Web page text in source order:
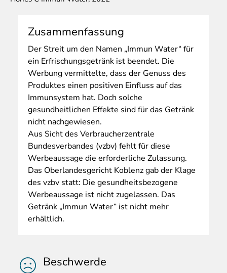
Zusammenfassung
Der Streit um den Namen „Immun Water“ für
ein Erfrischungsgetränk ist beendet. Die
Werbung vermittelte, dass der Genuss des
Produktes einen positiven Einfluss auf das
Immunsystem hat. Doch solche
gesundheitlichen Effekte sind für das Getränk
nicht nachgewiesen.
Aus Sicht des Verbraucherzentrale
Bundesverbandes (vzbv) fehlt für diese
Werbeaussage die erforderliche Zulassung.
Das Oberlandesgericht Koblenz gab der Klage
des vzbv statt: Die gesundheitsbezogene
Werbeaussage ist nicht zugelassen. Das
Getränk „Immun Water“ ist nicht mehr
erhältlich.
Beschwerde